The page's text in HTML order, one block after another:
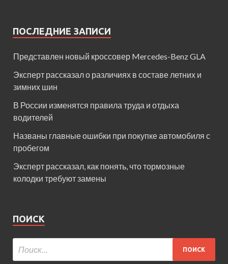
ПОСЛЕДНИЕ ЗАПИСИ
Представлен новый кроссовер Mercedes-Benz GLA
Эксперт рассказал о различиях в составе летних и
зимних шин
В России изменятся правила труда и отдыха
водителей
Названы главные ошибки при покупке автомобиля с
пробегом
Эксперт рассказал, как понять, что тормозные
колодки требуют замены
ПОИСК